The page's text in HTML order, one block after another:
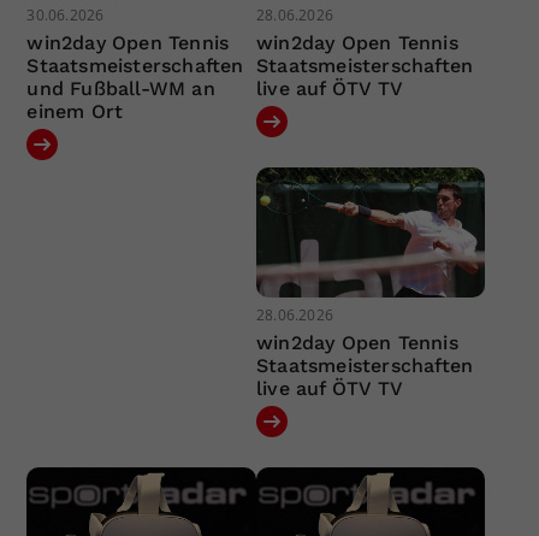
30.06.2026
win2day Open Tennis
Staatsmeisterschaften
und Fußball-WM an
einem Ort
28.06.2026
win2day Open Tennis
Staatsmeisterschaften
live auf ÖTV TV
28.06.2026
win2day Open Tennis
Staatsmeisterschaften
live auf ÖTV TV